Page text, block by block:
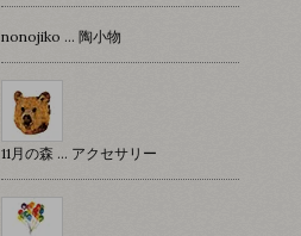
nonojiko ... 陶小物
11月の森 … アクセサリー